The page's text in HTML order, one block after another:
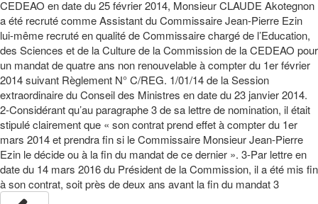
CEDEAO en date du 25 février 2014, Monsieur CLAUDE Akotegnon
a été recruté comme Assistant du Commissaire Jean-Pierre Ezin
lui-même recruté en qualité de Commissaire chargé de l’Education,
des Sciences et de la Culture de la Commission de la CEDEAO pour
un mandat de quatre ans non renouvelable à compter du 1er février
2014 suivant Règlement N° C/REG. 1/01/14 de la Session
extraordinaire du Conseil des Ministres en date du 23 janvier 2014.
2-Considérant qu’au paragraphe 3 de sa lettre de nomination, il était
stipulé clairement que « son contrat prend effet à compter du 1er
mars 2014 et prendra fin si le Commissaire Monsieur Jean-Pierre
Ezin le décide ou à la fin du mandat de ce dernier ». 3-Par lettre en
date du 14 mars 2016 du Président de la Commission, il a été mis fin
à son contrat, soit près de deux ans avant la fin du mandat 3